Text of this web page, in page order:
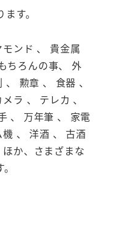
す。
ンド 、 貴金属
ちろんの事、 外
勲章 、 食器 、
ラ 、 テレカ 、
、 万年筆 、 家電
、 洋酒 、 古酒
か、さまざまな